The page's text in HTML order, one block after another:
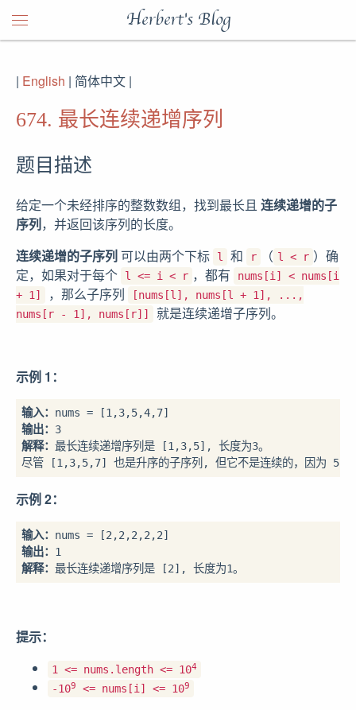
Herbert's Blog
| English | 简体中文 |
674. 最长连续递增序列
题目描述
给定一个未经排序的整数数组，找到最长且 连续递增的子
序列，并返回该序列的长度。
连续递增的子序列 可以由两个下标 l 和 r （ l < r ）确
定，如果对于每个
l <= i < r ，都有
nums[i] < nums[i
+ 1]
，那么子序列
[nums[l], nums[l + 1], ...,
nums[r - 1], nums[r]]
就是连续递增子序列。
示例 1：
输入：
输出：
解释： 最长连续递增序列是 [1,3,5], 长度为3。
示例 2：
输入：
输出：
解释：
提示：
1 <= nums.length <= 104
-109 <= nums[i] <= 109